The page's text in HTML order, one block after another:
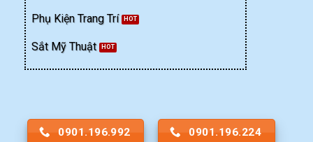
Phụ Kiện Trang Trí
Sắt Mỹ Thuật
0901.196.992 0901.196.224